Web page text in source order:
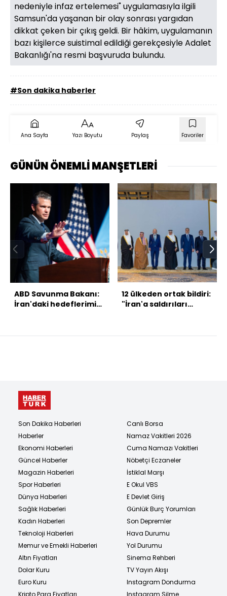
nedeniyle infaz ertelemesi" uygulamasıyla ilgili
Samsun'da yaşanan bir olay sonrası yargıdan
dikkat çeken bir çıkış geldi. Bir hâkim, uygulamanın
bazı kişilerce suistimal edildiği gerekçesiyle Adalet
Bakanlığı'na resmi başvuruda bulundu.
#Son dakika haberler
Ana Sayfa Yazı Boyutu Paylaş Favoriler
GÜNÜN ÖNEMLİ MANŞETLERİ
ABD Savunma Bakanı:
İran'daki hedeflerimiz
12 ülkeden ortak bildiri:
"İran'a saldırıları
Son Dakika Haberleri
Haberler
Ekonomi Haberleri
Güncel Haberler
Magazin Haberleri
Spor Haberleri
Dünya Haberleri
Sağlık Haberleri
Kadın Haberleri
Teknoloji Haberleri
Memur ve Emekli Haberleri
Altın Fiyatları
Dolar Kuru
Euro Kuru
Kripto Para Fiyatları
Canlı Borsa
Namaz Vakitleri 2026
Cuma Namazı Vakitleri
Nöbetçi Eczaneler
İstiklal Marşı
E Okul VBS
E Devlet Giriş
Günlük Burç Yorumları
Son Depremler
Hava Durumu
Yol Durumu
Sinema Rehberi
TV Yayın Akışı
Instagram Dondurma
Instagram Silme